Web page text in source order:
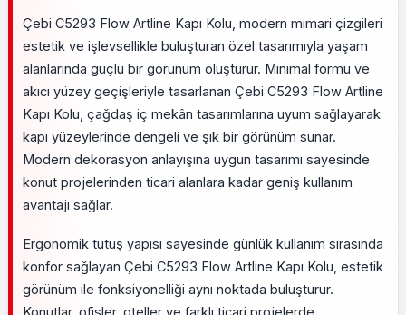
Çebi C5293 Flow Artline Kapı Kolu, modern mimari çizgileri
estetik ve işlevsellikle buluşturan özel tasarımıyla yaşam
alanlarında güçlü bir görünüm oluşturur. Minimal formu ve
akıcı yüzey geçişleriyle tasarlanan Çebi C5293 Flow Artline
Kapı Kolu, çağdaş iç mekân tasarımlarına uyum sağlayarak
kapı yüzeylerinde dengeli ve şık bir görünüm sunar.
Modern dekorasyon anlayışına uygun tasarımı sayesinde
konut projelerinden ticari alanlara kadar geniş kullanım
avantajı sağlar.
Ergonomik tutuş yapısı sayesinde günlük kullanım sırasında
konfor sağlayan Çebi C5293 Flow Artline Kapı Kolu, estetik
görünüm ile fonksiyonelliği aynı noktada buluşturur.
Konutlar, ofisler, oteller ve farklı ticari projelerde